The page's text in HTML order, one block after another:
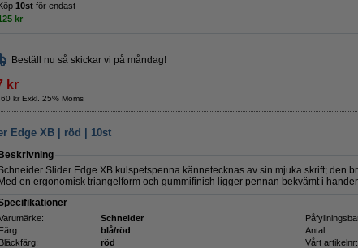
10st för endast
kr
Beställ nu så skickar vi på måndag!
kr
kr Exkl. 25% Moms
Edge XB | röd | 10st
Beskrivning
Slider Edge XB kulspetspenna kännetecknas av sin mjuka skrift; den
Med en ergonomisk triangelform och gummifinish ligger pennan bekvämt i
Schneider
Färg:
blå/röd Antal:
Bläckfärg:
röd Vårt artikelnr: